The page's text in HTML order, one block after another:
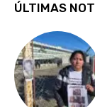
ÚLTIMAS